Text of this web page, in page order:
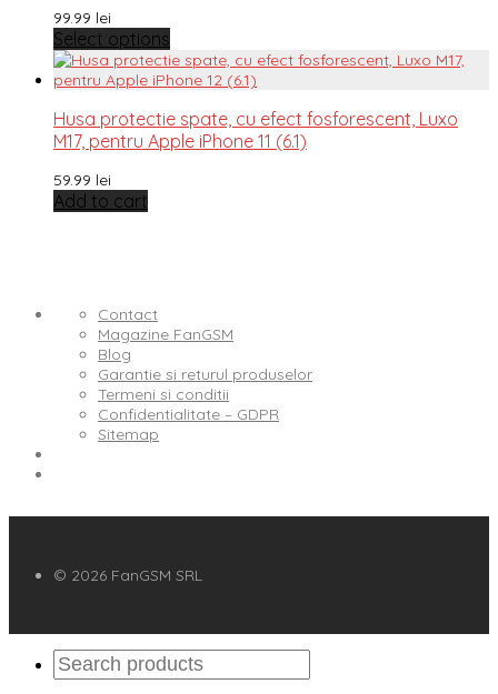
99.99 lei
Select options
Husa protectie spate, cu efect fosforescent, Luxo
M17, pentru Apple iPhone 11 (6.1)
59.99 lei
Add to cart
Contact
Magazine FanGSM
Blog
Garantie si returul produselor
Termeni si conditii
Confidentialitate – GDPR
Sitemap
© 2026 FanGSM SRL